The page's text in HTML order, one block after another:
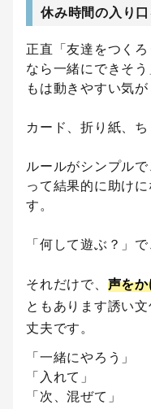
休み時間の入り
正直「友達をつく
なら一緒にできそ
もは動きやすい気が
カード、折り紙、
ルールがシンプル
って結果的に助け
す。
「何して遊ぶ？」
それだけで、 声を
ともあります誘い
丈夫です。
「一緒にやろう」
「入れて」
「次、混ぜて」